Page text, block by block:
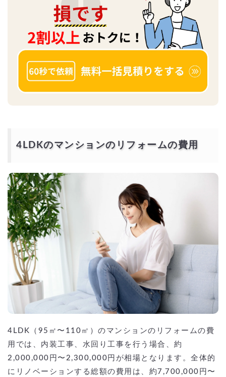
4LDKのマンションのリフォームの費用
4LDK（95㎡〜110㎡）のマンションのリフォームの費
用では、内装工事、水回り工事を行う場合、約
2,000,000円〜2,300,000円が相場となります。全体的
にリノベーションする総額の費用は、約7,700,000円〜